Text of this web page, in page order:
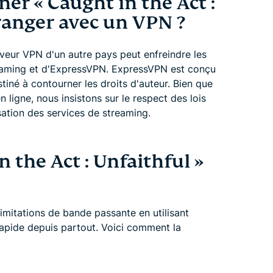
avec un VPN ?
VPN d'un autre pays peut enfreindre les
et d'ExpressVPN. ExpressVPN est conçu
à contourner les droits d'auteur. Bien que
ligne, nous insistons sur le respect des lois
des services de streaming.
the Act : Unfaithful »
de bande passante en utilisant
depuis partout. Voici comment la